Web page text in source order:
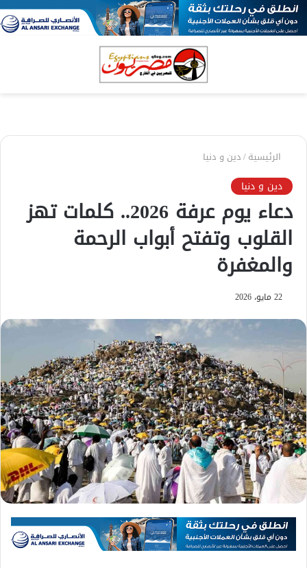
الرئيسية/دين و دنيا
دين و دنيا
دعاء يوم عرفة 2026.. كلمات تهز
القلوب وتفتح أبواب الرحمة
والمغفرة
22 مايو، 2026